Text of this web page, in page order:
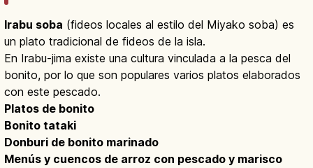
Irabu soba (fideos locales al estilo del Miyako soba) es
un plato tradicional de fideos de la isla.
En Irabu-jima existe una cultura vinculada a la pesca del
bonito, por lo que son populares varios platos elaborados
con este pescado.
Platos de bonito
Bonito tataki
Donburi de bonito marinado
Menús y cuencos de arroz con pescado y marisco